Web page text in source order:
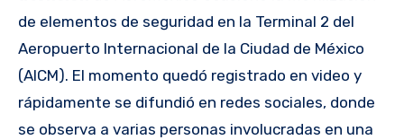
de elementos de seguridad en la Terminal 2 del
Aeropuerto Internacional de la Ciudad de México
(AICM). El momento quedó registrado en video y
rápidamente se difundió en redes sociales, donde
se observa a varias personas involucradas en una